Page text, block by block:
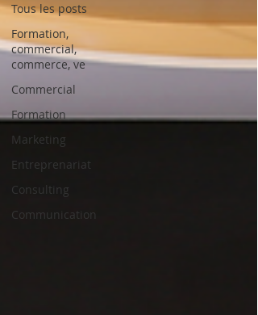
Tous les posts
Formation,
commercial,
commerce, ve
Commercial
Formation
Marketing
Entreprenariat
Consulting
Communication